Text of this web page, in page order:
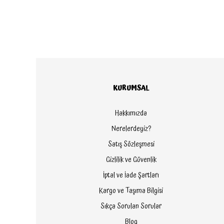
KURUMSAL
Hakkımızda
Nerelerdeyiz?
Satış Sözleşmesi
Gizlilik ve Güvenlik
İptal ve İade Şartları
Kargo ve Taşıma Bilgisi
Sıkça Sorulan Sorular